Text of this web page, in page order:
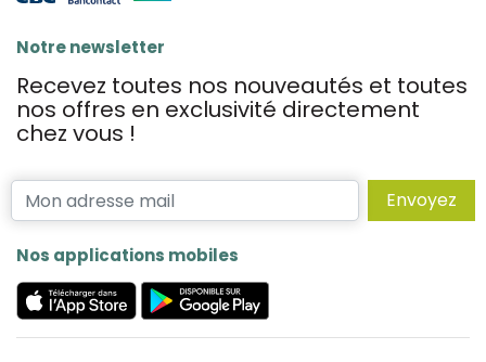
Notre newsletter
Recevez toutes nos nouveautés et toutes
nos offres en exclusivité directement
chez vous !
Envoyez
Nos applications mobiles